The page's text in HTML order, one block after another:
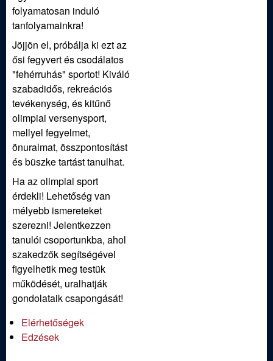
folyamatosan induló
tanfolyamainkra!
Jöjjön el, próbálja ki ezt az
ősi fegyvert és csodálatos
"fehérruhás" sportot! Kiváló
szabadidős, rekreációs
tevékenység, és kitűnő
olimpiai versenysport,
mellyel fegyelmet,
önuralmat, összpontosítást
és büszke tartást tanulhat.
Ha az olimpiai sport
érdekli! Lehetőség van
mélyebb ismereteket
szerezni! Jelentkezzen
tanulói csoportunkba, ahol
szakedzők segítségével
figyelhetik meg testük
működését, uralhatják
gondolataik csapongását!
Elérhetőségek
Edzések